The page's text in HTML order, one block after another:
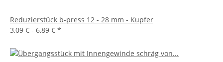
Reduzierstück b-press 12 - 28 mm - Kupfer
3,09 € - 6,89 € *